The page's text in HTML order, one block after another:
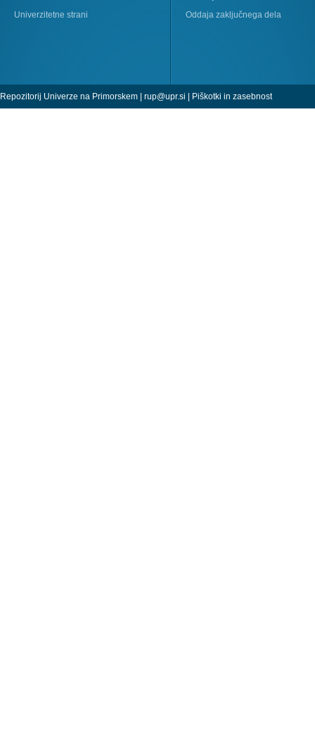
Univerzitetne strani
Oddaja zaključnega dela
Repozitorij Univerze na Primorskem | rup@upr.si | Piškotki in zasebnost